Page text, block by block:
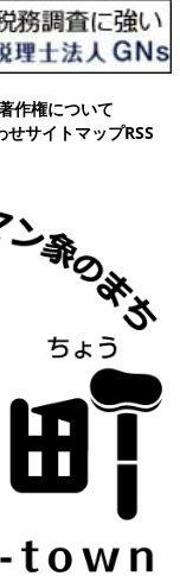
作権について
せサイトマップRSS